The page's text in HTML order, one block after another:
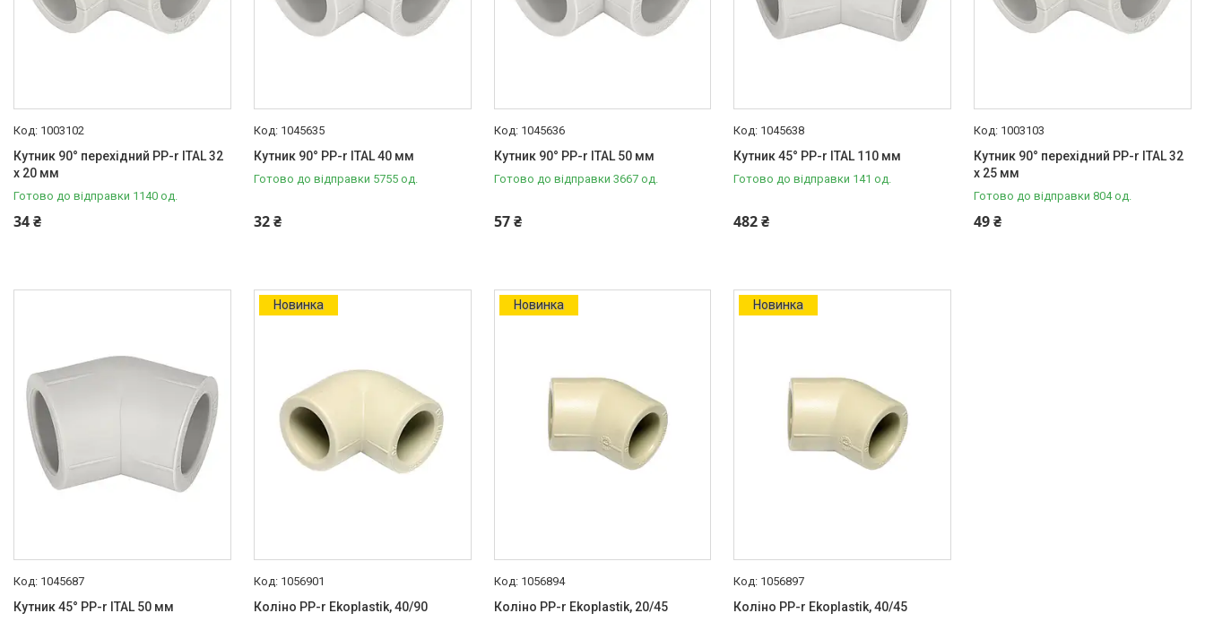
1003102
Кутник 90° перехідний PP-r ITAL 32
x 20 мм
Готово до відправки 1140 од.
34 ₴
1045635
Кутник 90° PP-r ITAL 40 мм
Готово до відправки 5755 од.
32 ₴
1045636
Кутник 90° PP-r ITAL 50 мм
Готово до відправки 3667 од.
57 ₴
1045638
Кутник 45° PP-r ITAL 110 мм
Готово до відправки 141 од.
482 ₴
1003103
Кутник 90° перехідний PP-r ITAL 32
x 25 мм
Готово до відправки 804 од.
49 ₴
1045687
Кутник 45° PP-r ITAL 50 мм
Новинка
1056901
Коліно PP-r Ekoplastik, 40/90
Новинка
1056894
Коліно PP-r Ekoplastik, 20/45
Новинка
1056897
Коліно PP-r Ekoplastik, 40/45